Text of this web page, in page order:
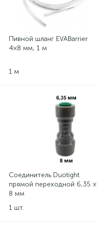
Пивной шланг EVABarrier
4×8 мм, 1 м
1 м
Соединитель Duotight
прямой переходной 6,35 ×
8 мм
1 шт.